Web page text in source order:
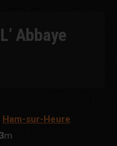
L’ Abbaye
Ham-sur-Heure
m